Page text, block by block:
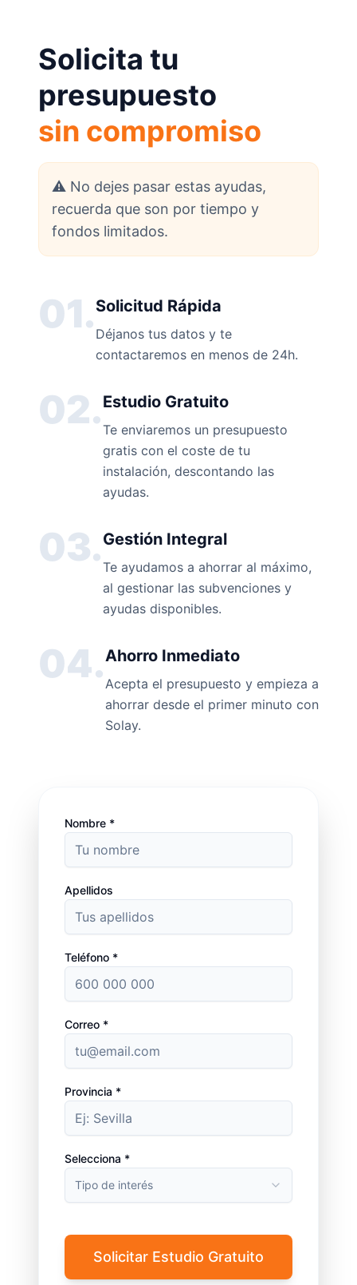
Solicita tu
presupuesto
sin compromiso
⚠️ No dejes pasar estas ayudas,
recuerda que son por tiempo y
fondos limitados.
01.Solicitud Rápida
Déjanos tus datos y te
contactaremos en menos de 24h.
02.Estudio Gratuito
Te enviaremos un presupuesto
gratis con el coste de tu
instalación, descontando las
ayudas.
03.Gestión Integral
Te ayudamos a ahorrar al máximo,
al gestionar las subvenciones y
ayudas disponibles.
04.Ahorro Inmediato
Acepta el presupuesto y empieza a
ahorrar desde el primer minuto con
Solay.
Nombre *
Apellidos
Teléfono *
Correo *
Provincia *
Selecciona *
Tipo de interés
Solicitar Estudio Gratuito